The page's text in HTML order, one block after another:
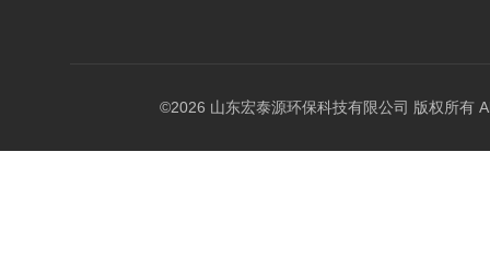
©2026 山东宏泰源环保科技有限公司 版权所有